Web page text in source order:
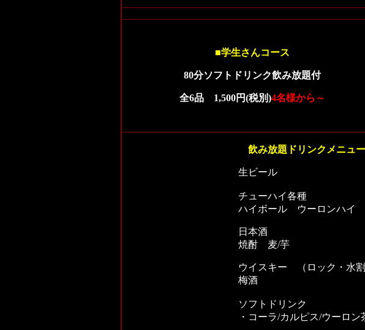
■学生さんコース
80分ソフトドリンク飲み放題付
全6品 1,500円(税別)4名様から～
飲み放題ドリンクメニュー
生ビール
チューハイ各種
ハイボール ウーロンハイ
日本酒
焼酎 麦/芋
ウイスキー （ロック・水割
梅酒
ソフトドリンク
・コーラ/カルピス/ウーロン